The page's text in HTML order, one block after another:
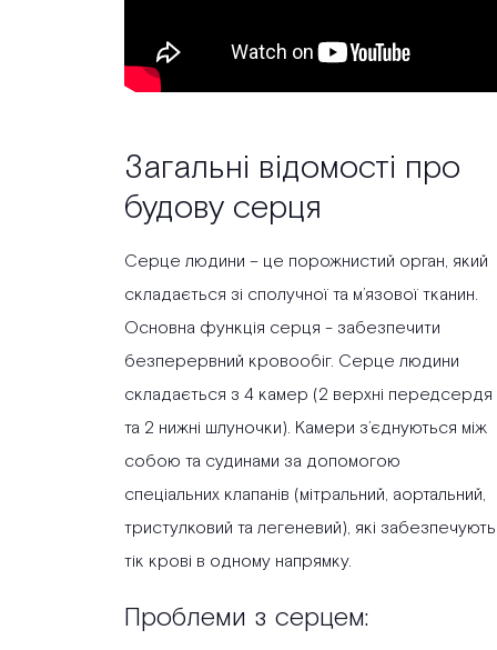
Загальні відомості про
будову серця
Серце людини – це порожнистий орган, який
складається зі сполучної та м’язової тканин.
Основна функція серця - забезпечити
безперервний кровообіг. Серце людини
складається з 4 камер (2 верхні передсердя
та 2 нижні шлуночки). Камери з’єднуються між
собою та судинами за допомогою
спеціальних клапанів (мітральний, аортальний,
тристулковий та легеневий), які забезпечують
тік крові в одному напрямку.
Проблеми з серцем: